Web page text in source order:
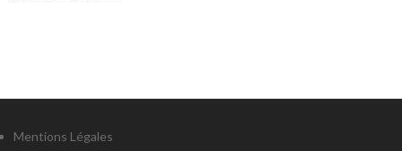
Mentions Légales